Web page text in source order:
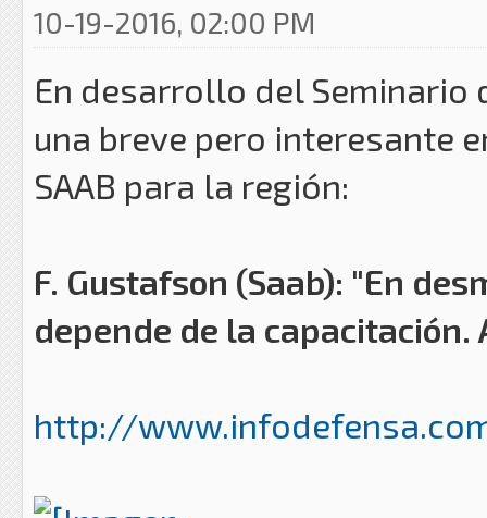
10-19-2016, 02:00 PM
En desarrollo del
una breve pero interesante
SAAB para la región:
F. Gustafson (Saab): "En
depende de la
http://